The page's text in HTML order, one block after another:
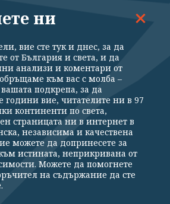
ТЕХНОЛОГИИ КАЛЕЙДОСКОП
Политика за поверителност
Контакти
За Клуб Z
Подкрепете ни
„Клуб Зебра Медия“ ЕООД, София, ул. "Алеко
права запазени 2026 „Клуб Зебра Медия“
ни
вие сте тук и днес, за да
от България и света, и да
анализи и коментари от
към вас с молба –
подкрепа, за да
вие, читателите ни в 97
континенти по света,
страницата ни в интернет в
независима и качествена
можете да допринесете за
истината, неприкривана от
Можете да помогнете
на съдържание да сте